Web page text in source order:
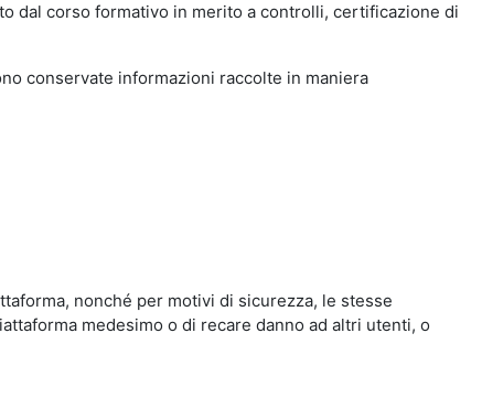
dal corso formativo in merito a controlli, certificazione di
conservate informazioni raccolte in maniera
nonché per motivi di sicurezza, le stesse
medesimo o di recare danno ad altri utenti, o